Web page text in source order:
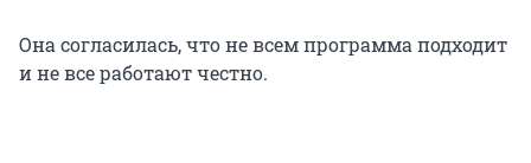
Она согласилась, что не всем программа подходит
и не все работают честно.